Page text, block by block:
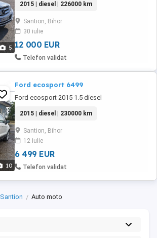
5
făcut recent ulei filtre inclusiv în cutia de
viteze. Are multe dotări climă pe zone
geamuri electrice fata spate senzori parcare
faruri reglabile automat și multe altele.
2015 | diesel | 226000 km
Santion, Bihor
30 iulie
12 000 EUR
Telefon validat
10
Ford ecosport 6499
Ford ecosport 2015 1.5 diesel
2015 | diesel | 230000 km
Santion, Bihor
12 iulie
6 499 EUR
Telefon validat
Santion Auto moto